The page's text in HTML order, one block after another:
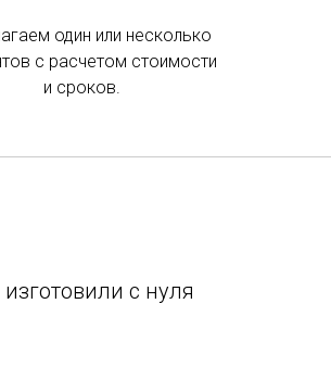
один или несколько
с расчетом стоимости
и сроков.
с нуля